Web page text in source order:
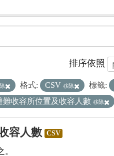
排序依照
格式: CSV 移除 標籤:
難收容所位置及收容人數 移除
容人數 CSV